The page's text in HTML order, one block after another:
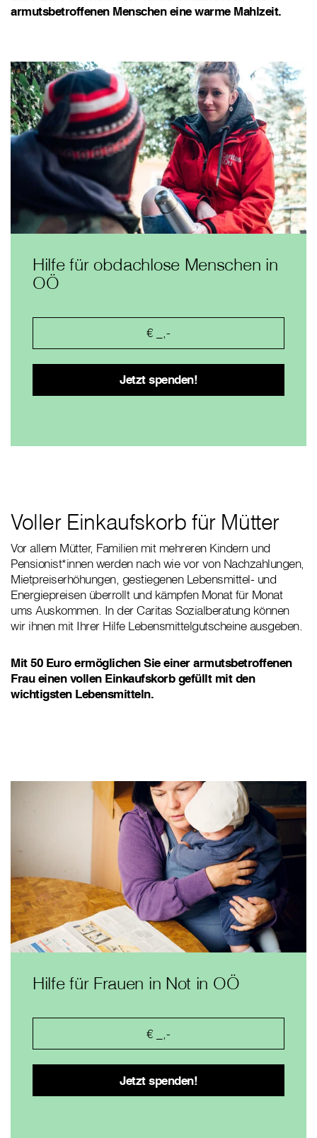
armutsbetroffenen Menschen eine warme Mahlzeit.
Hilfe für obdachlose Menschen in
OÖ
Voller Einkaufskorb für Mütter
Vor allem Mütter, Familien mit mehreren Kindern und
Pensionist*innen werden nach wie vor von Nachzahlungen,
Mietpreiserhöhungen, gestiegenen Lebensmittel- und
Energiepreisen überrollt und kämpfen Monat für Monat
ums Auskommen. In der Caritas Sozialberatung können
wir ihnen mit Ihrer Hilfe Lebensmittelgutscheine ausgeben.
Mit 50 Euro ermöglichen Sie einer armutsbetroffenen
Frau einen vollen Einkaufskorb gefüllt mit den
wichtigsten Lebensmitteln.
Hilfe für Frauen in Not in OÖ